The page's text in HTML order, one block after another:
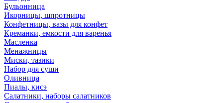
Бульонница
Икорницы, шпротницы
Конфетницы, вазы для конфет
Креманки, емкости для варенья
Масленка
Менажницы
Миски, тазики
Набор для суши
Оливница
Пиалы, кисэ
Салатники, наборы салатников